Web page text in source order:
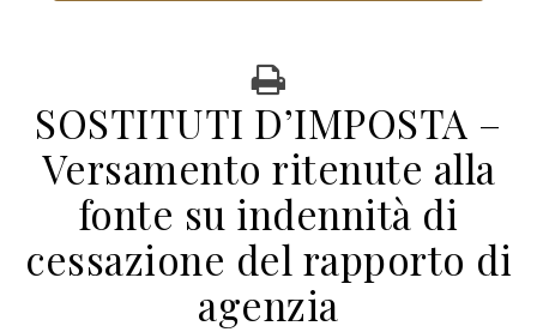
SOSTITUTI D’IMPOSTA –
Versamento ritenute alla
fonte su indennità di
cessazione del rapporto di
agenzia